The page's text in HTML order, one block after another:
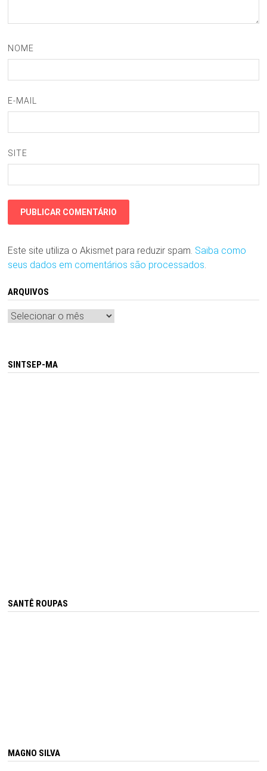
NOME
E-MAIL
SITE
Este site utiliza o Akismet para reduzir spam. Saiba como
seus dados em comentários são processados
ARQUIVOS
Arquivos
SINTSEP-MA
SANTÊ ROUPAS
MAGNO SILVA